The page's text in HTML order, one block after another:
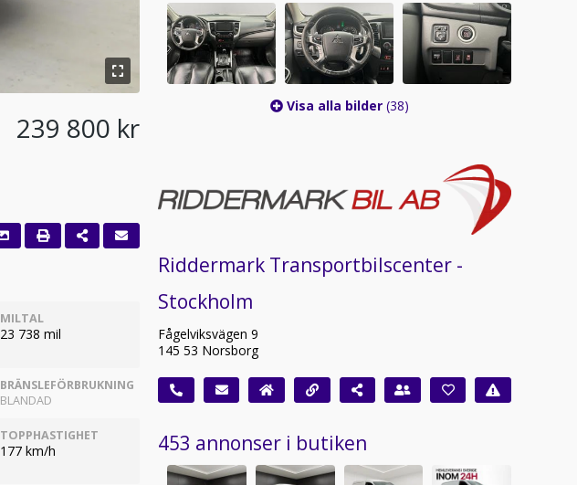
239 800 kr
MILTAL
23 738 mil
BRÄNSLEFÖRBRUKNING
BLANDAD
TOPPHASTIGHET
177 km/h
Visa alla bilder (38)
Riddermark Transportbilscenter -
Stockholm
Fågelviksvägen 9
145 53 Norsborg
453 annonser i butiken